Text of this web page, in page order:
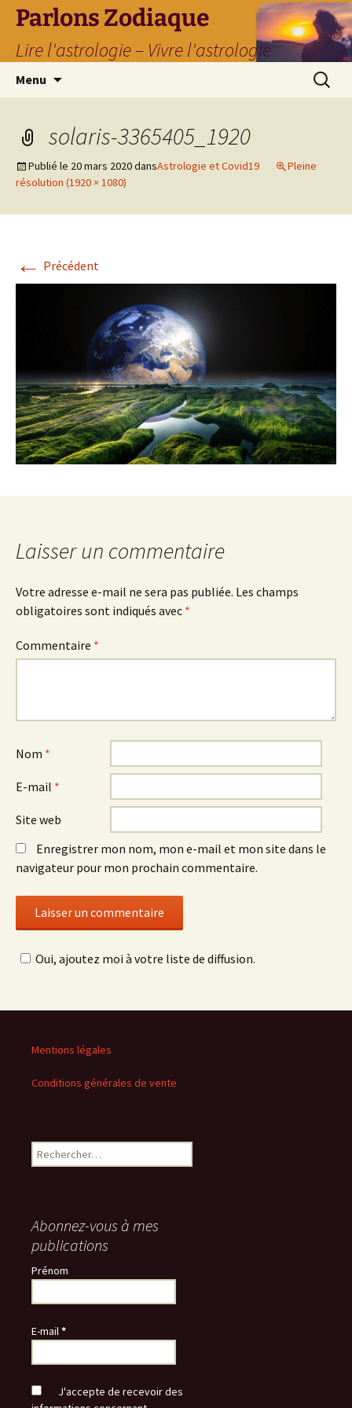
Parlons Zodiaque
Lire l'astrologie – Vivre l'astrologie
Menu
solaris-3365405_1920
Publié le 20 mars 2020dansAstrologie et Covid19
Pleine
résolution (1920 × 1080)
← Précédent
Laisser un commentaire
Votre adresse e-mail ne sera pas publiée. Les champs
obligatoires sont indiqués avec *
Commentaire *
Nom *
E-mail *
Site web
Enregistrer mon nom, mon e-mail et mon site dans le
navigateur pour mon prochain commentaire.
Oui, ajoutez moi à votre liste de diffusion.
Mentions légales
Conditions générales de vente
Rechercher :
Abonnez-vous à mes
publications
Prénom
E-mail*
J'accepte de recevoir des